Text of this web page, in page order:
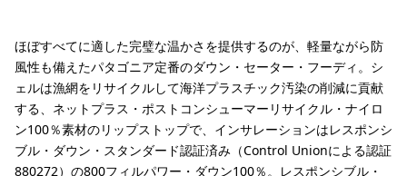
ほぼすべてに適した完璧な温かさを提供するのが、軽量ながら防
風性も備えたパタゴニア定番のダウン・セーター・フーディ。シ
ェルは漁網をリサイクルして海洋プラスチック汚染の削減に貢献
する、ネットプラス・ポストコンシューマーリサイクル・ナイロ
ン100％素材のリップストップで、インサレーションはレスポンシ
ブル・ダウン・スタンダード認証済み（Control Unionによる認証
880272）の800フィルパワー・ダウン100％。レスポンシブル・